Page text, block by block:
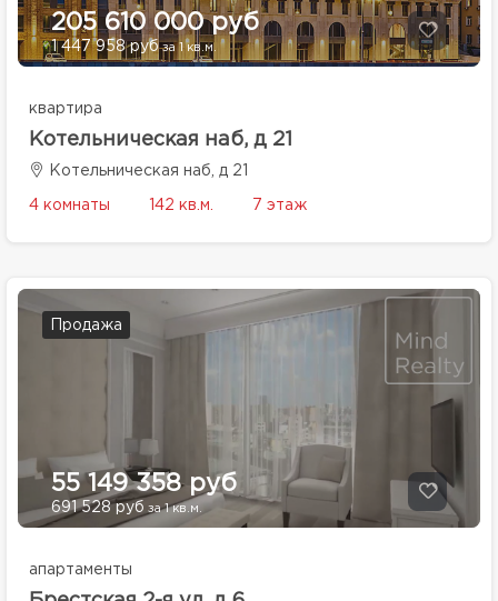
205 610 000 руб
1 447 958 рубза 1 кв.м.
квартира
Котельническая наб, д 21
Котельническая наб, д 21
4 комнаты 142 кв.м. 7 этаж
Продажа
55 149 358 руб
691 528 руб за 1 кв.м.
апартаменты